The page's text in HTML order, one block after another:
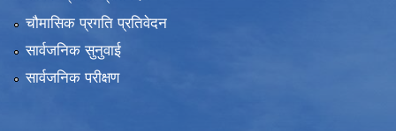
चौमासिक प्रगति प्रतिवेदन
सार्वजनिक सुनुवाई
सार्वजनिक परीक्षण